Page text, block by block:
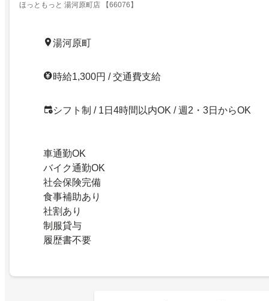
ほっともっと 湯河原町店 【66076】
湯河原町
時給1,300円 / 交通費支給
シフト制 / 1日4時間以内OK / 週2・3日からOK
車通勤OK
バイク通勤OK
社会保険完備
食事補助あり
社割あり
制服貸与
履歴書不要